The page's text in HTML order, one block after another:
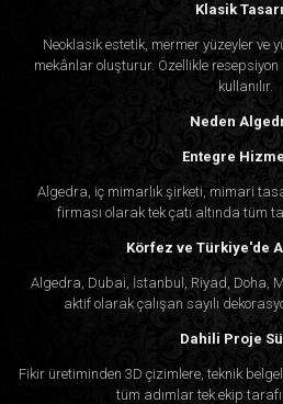
Klasik
Neoklasik estetik, mermer yüzeyler ve
mekânlar oluşturur. Özellikle
kullanılır.
Neden
Entegre
Algedra, iç mimarlık şirketi, mimari
firması olarak tek çatı altında tüm
Körfez ve Türkiye'de
Algedra, Dubai, İstanbul, Riyad, Doha,
aktif olarak çalışan sayılı
Dahili Proje
Fikir üretiminden 3D çizimlere, teknik
tüm adımlar tek ekip